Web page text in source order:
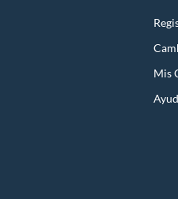
Mis